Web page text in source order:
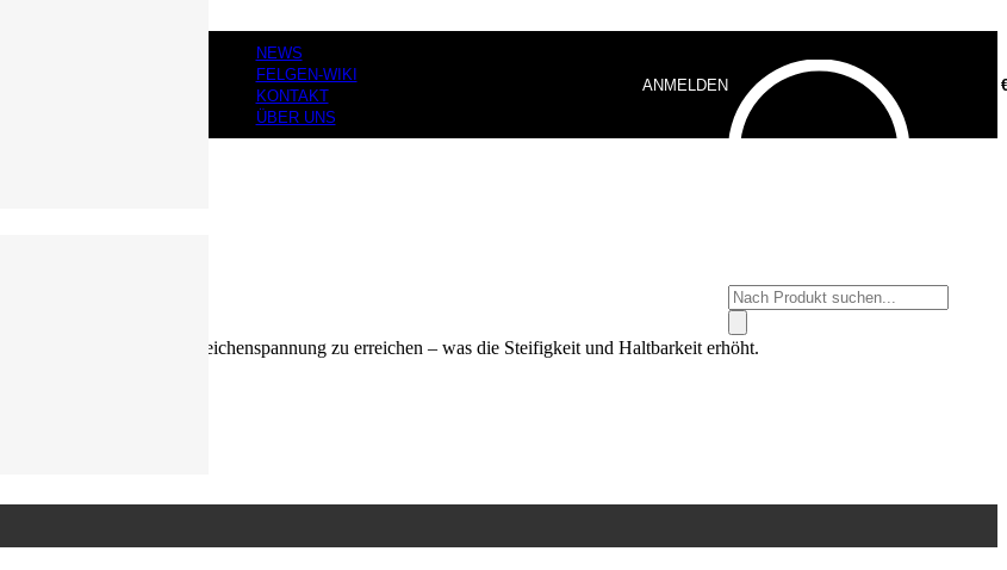
NEWS
FELGEN-WIKI
KONTAKT
ÜBER UNS
ANMELDEN
Products
search
, um eine gleichmäßigere Speichenspannung zu erreichen – was die Steifigkeit und Haltbarkeit erhöht.